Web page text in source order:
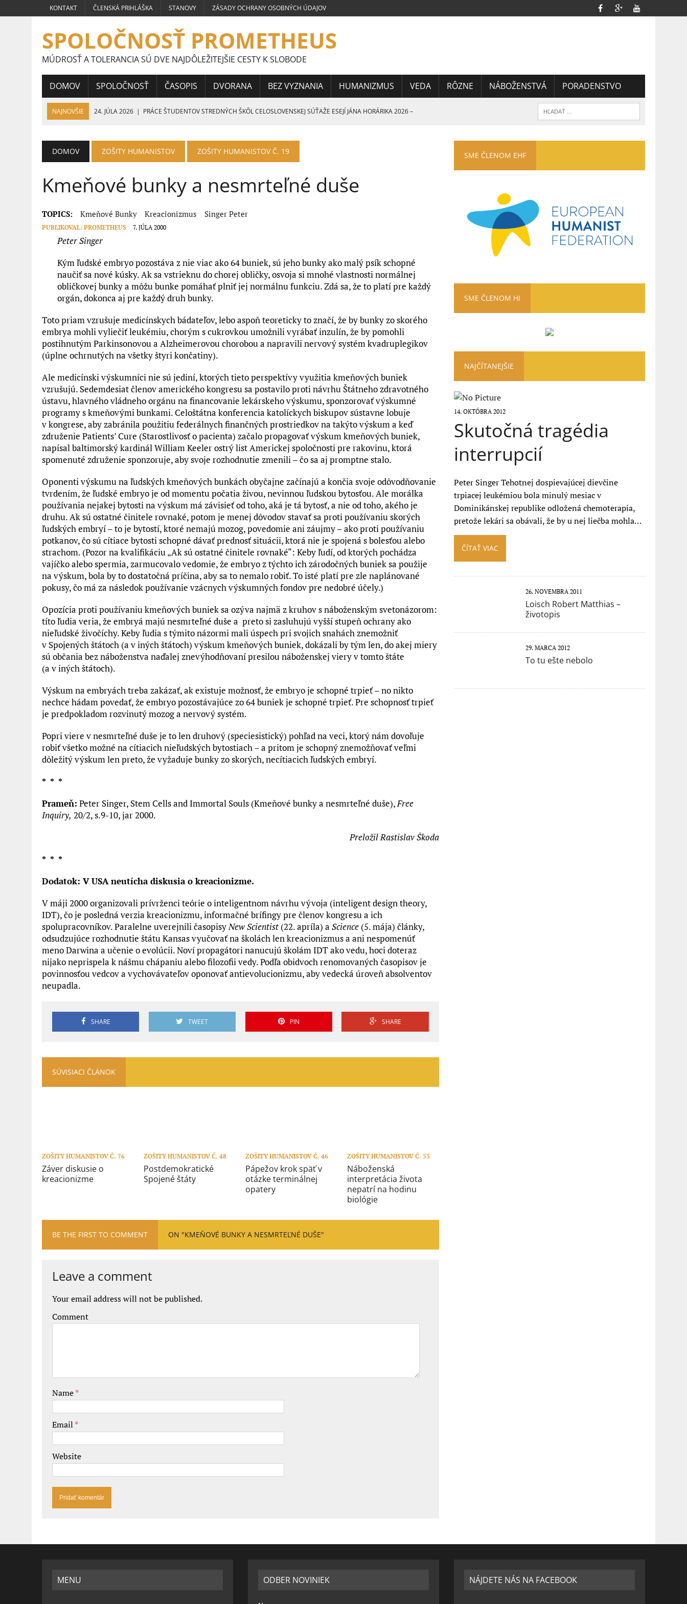
KONTAKT ČLENSKÁ PRIHLÁŠKA STANOVY ZÁSADY OCHRANY OSOBNÝCH ÚDAJOV
SPOLOČNOSŤ PROMETHEUS
MÚDROSŤ A TOLERANCIA SÚ DVE NAJDÔLEŽITEJŠIE CESTY K SLOBODE
DOMOV SPOLOČNOSŤ ČASOPIS DVORANA BEZ VYZNANIA HUMANIZMUS VEDA RÔZNE NÁBOŽENSTVÁ PORADENSTVO
NAJNOVŠIE 24. JÚLA 2026 | PRÁCE ŠTUDENTOV STREDNÝCH ŠKÔL CELOSLOVENSKEJ SÚŤAŽE ESEJÍ JÁNA HORÁRIKA 2026 –
9. JÚLA 2026 | VÍŤAZNÉ PRÁCE ŠTUDENTOV STREDNÝCH ŠKÔL CELOSLOVENSKEJ SÚŤAŽE ESEJÍ JÁNA HORÁRIKA 2026 – 2.
5. JÚLA 2026 |
VEĽVYSLANKYŇA HUMANIZMU 2026
HUMANISTA ROKA 2026
DOMOV ZOŠITY HUMANISTOV ZOŠITY HUMANISTOV Č. 19
Kmeňové bunky a nesmrteľné duše
TOPICS: Kmeňové Bunky Kreacionizmus Singer Peter
PUBLIKOVAL: PROMETHEUS 7. JÚLA 2000
Peter Singer
Kým ľudské embryo pozostáva z nie viac ako 64 buniek, sú jeho bunky ako malý psík schopné
naučiť sa nové kúsky. Ak sa vstrieknu do chorej obličky, osvoja si mnohé vlastnosti normálnej
obličkovej bunky a môžu bunke pomáhať plniť jej normálnu funkciu. Zdá sa, že to platí pre každý
orgán, dokonca aj pre každý druh bunky.
Toto priam vzrušuje medicínskych bádateľov, lebo aspoň teoreticky to značí, že by bunky zo skorého
embrya mohli vyliečiť leukémiu, chorým s cukrovkou umožnili vyrábať inzulín, že by pomohli
postihnutým Parkinsonovou a Alzheimerovou chorobou a napravili nervový systém kvadruplegikov
(úplne ochrnutých na všetky štyri končatiny).
Ale medicínski výskumníci nie sú jediní, ktorých tieto perspektívy využitia kmeňových buniek
vzrušujú. Sedemdesiat členov amerického kongresu sa postavilo proti návrhu Štátneho zdravotného
ústavu, hlavného vládneho orgánu na financovanie lekárskeho výskumu, sponzorovať výskumné
programy s kmeňovými bunkami. Celoštátna konferencia katolíckych biskupov sústavne lobuje
v kongrese, aby zabránila použitiu federálnych finančných prostriedkov na takýto výskum a keď
združenie Patients’ Cure (Starostlivosť o pacienta) začalo propagovať výskum kmeňových buniek,
napísal baltimorský kardinál William Keeler ostrý list Americkej spoločnosti pre rakovinu, ktorá
spomenuté združenie sponzoruje, aby svoje rozhodnutie zmenili – čo sa aj promptne stalo.
Oponenti výskumu na ľudských kmeňových bunkách obyčajne začínajú a končia svoje odôvodňovanie
tvrdením, že ľudské embryo je od momentu počatia živou, nevinnou ľudskou bytosťou. Ale morálka
používania nejakej bytosti na výskum má závisieť od toho, aká je tá bytosť, a nie od toho, akého je
druhu. Ak sú ostatné činitele rovnaké, potom je menej dôvodov stavať sa proti používaniu skorých
ľudských embryí – to je bytostí, ktoré nemajú mozog, povedomie ani záujmy – ako proti používaniu
potkanov, čo sú cítiace bytosti schopné dávať prednosť situácii, ktorá nie je spojená s bolesťou alebo
strachom. (Pozor na kvalifikáciu „Ak sú ostatné činitele rovnaké“: Keby ľudí, od ktorých pochádza
vajíčko alebo spermia, zarmucovalo vedomie, že embryo z týchto ich zárodočných buniek sa použije
na výskum, bola by to dostatočná príčina, aby sa to nemalo robiť. To isté platí pre zle naplánované
pokusy, čo má za následok používanie vzácnych výskumných fondov pre nedobré účely.)
Opozícia proti používaniu kmeňových buniek sa ozýva najmä z kruhov s náboženským svetonázorom:
títo ľudia veria, že embryá majú nesmrteľné duše a preto si zasluhujú vyšší stupeň ochrany ako
nieľudské živočíchy. Keby ľudia s týmito názormi mali úspech pri svojich snahách znemožniť
v Spojených štátoch (a v iných štátoch) výskum kmeňových buniek, dokázali by tým len, do akej miery
sú občania bez náboženstva naďalej znevýhodňovaní presilou náboženskej viery v tomto štáte
(a v iných štátoch).
Výskum na embryách treba zakázať, ak existuje možnosť, že embryo je schopné trpieť – no nikto
nechce hádam povedať, že embryo pozostávajúce zo 64 buniek je schopné trpieť. Pre schopnosť trpieť
je predpokladom rozvinutý mozog a nervový systém.
Popri viere v nesmrteľné duše je to len druhový (speciesistický) pohľad na veci, ktorý nám dovoľuje
robiť všetko možné na cítiacich nieľudských bytostiach – a pritom je schopný znemožňovať veľmi
dôležitý výskum len preto, že vyžaduje bunky zo skorých, necítiacich ľudských embryí.
* * *
Prameň: Peter Singer, Stem Cells and Immortal Souls (Kmeňové bunky a nesmrteľné duše),Free
Inquiry, 20/2, s.9-10, jar 2000.
Preložil Rastislav Škoda
* * *
Dodatok: V USA neutícha diskusia o kreacionizme.
V máji 2000 organizovali prívrženci teórie o inteligentnom návrhu vývoja (inteligent design theory,
IDT), čo je posledná verzia kreacionizmu, informačné brífingy pre členov kongresu a ich
spolupracovníkov. Paralelne uverejnili časopisyNew Scientist (22. apríla) a Science (5. mája) články,
odsudzujúce rozhodnutie štátu Kansas vyučovať na školách len kreacionizmus a ani nespomenúť
meno Darwina a učenie o evolúcii. Noví propagátori nanucujú školám IDT ako vedu, hoci doteraz
nijako neprispela k nášmu chápaniu alebo filozofii vedy. Podľa obidvoch renomovaných časopisov je
povinnosťou vedcov a vychovávateľov oponovať antievolucionizmu, aby vedecká úroveň absolventov
neupadla.
SHARE TWEET PIN SHARE
SÚVISIACI ČLÁNOK
ZOŠITY HUMANISTOV Č. 76
Záver diskusie o
kreacionizme
ZOŠITY HUMANISTOV Č. 48
Postdemokratické
Spojené štáty
ZOŠITY HUMANISTOV Č. 46
Pápežov krok späť v
otázke terminálnej
opatery
ZOŠITY HUMANISTOV Č. 53
Náboženská
interpretácia života
nepatrí na hodinu
biológie
BE THE FIRST TO COMMENT ON "KMEŇOVÉ BUNKY A NESMRTEĽNÉ DUŠE"
Leave a comment
Your email address will not be published.
Comment
Name*
Email *
Website
SME ČLENOM EHF
SME ČLENOM HI
NAJČÍTANEJŠIE
14. OKTÓBRA 2012
Skutočná tragédia
interrupcií
Peter Singer Tehotnej dospievajúcej dievčine
trpiacej leukémiou bola minulý mesiac v
Dominikánskej republike odložená chemoterapia,
pretože lekári sa obávali, že by u nej liečba mohla…
ČÍTAŤ VIAC
26. NOVEMBRA 2011
Loisch Robert Matthias –
životopis
29. MARCA 2012
To tu ešte nebolo
MENU ODBER NOVINIEK NÁJDETE NÁS NA FACEBOOK